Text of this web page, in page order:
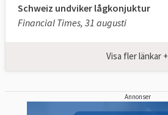
Schweiz undviker lågkonjuktur
Financial Times, 31 augusti
Visa fler länkar +
Annonser